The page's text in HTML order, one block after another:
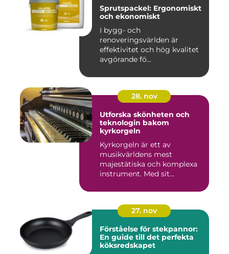
Sprutspackel: Ergonomiskt
och ekonomiskt
I bygg- och
renoveringsvärlden är
effektivitet och hög kvalitet
avgörande fö...
28. nov
Utforska skönheten och
teknologin bakom
kyrkorgeln
Kyrkorgeln är ett av
musikvärldens mest
majestätiska och komplexa
instrument. Med sit...
27. nov
Förståelse för stekpannor:
En guide till det perfekta
köksredskapet